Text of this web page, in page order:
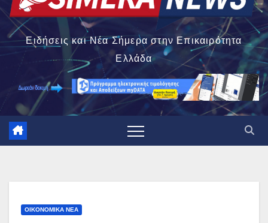
Ειδήσεις και Νέα Σήμερα στην Επικαιρότητα
Ελλάδα
ΟΙΚΟΝΟΜΙΚΆ ΝΈΑ